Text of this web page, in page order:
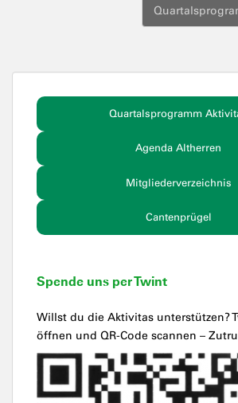
Quartalsprogramm
Agenda Altherren
Mitgliederverzeichnis
Cantenprügel
Spende uns per Twint
Willst du die Aktivitas unterstützen?
öffnen und QR-Code scannen –